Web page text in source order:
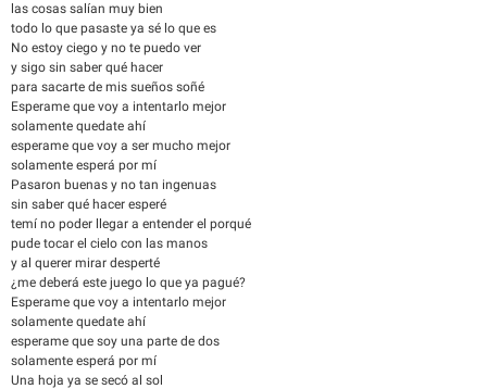
las cosas salían muy bien
todo lo que pasaste ya sé lo que es
No estoy ciego y no te puedo ver
y sigo sin saber qué hacer
para sacarte de mis sueños soñé
Esperame que voy a intentarlo mejor
solamente quedate ahí
esperame que voy a ser mucho mejor
solamente esperá por mí
Pasaron buenas y no tan ingenuas
sin saber qué hacer esperé
temí no poder llegar a entender el porqué
pude tocar el cielo con las manos
y al querer mirar desperté
¿me deberá este juego lo que ya pagué?
Esperame que voy a intentarlo mejor
solamente quedate ahí
esperame que soy una parte de dos
solamente esperá por mí
Una hoja ya se secó al sol